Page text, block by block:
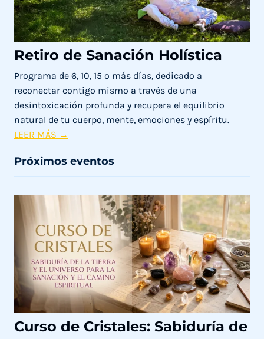
Retiro de Sanación Holística
Programa de 6, 10, 15 o más días, dedicado a
reconectar contigo mismo a través de una
desintoxicación profunda y recupera el equilibrio
natural de tu cuerpo, mente, emociones y espíritu.
LEER MÁS →
t
e
S
a
n
a
c
i
Próximos eventos
Curso de Cristales: Sabiduría de